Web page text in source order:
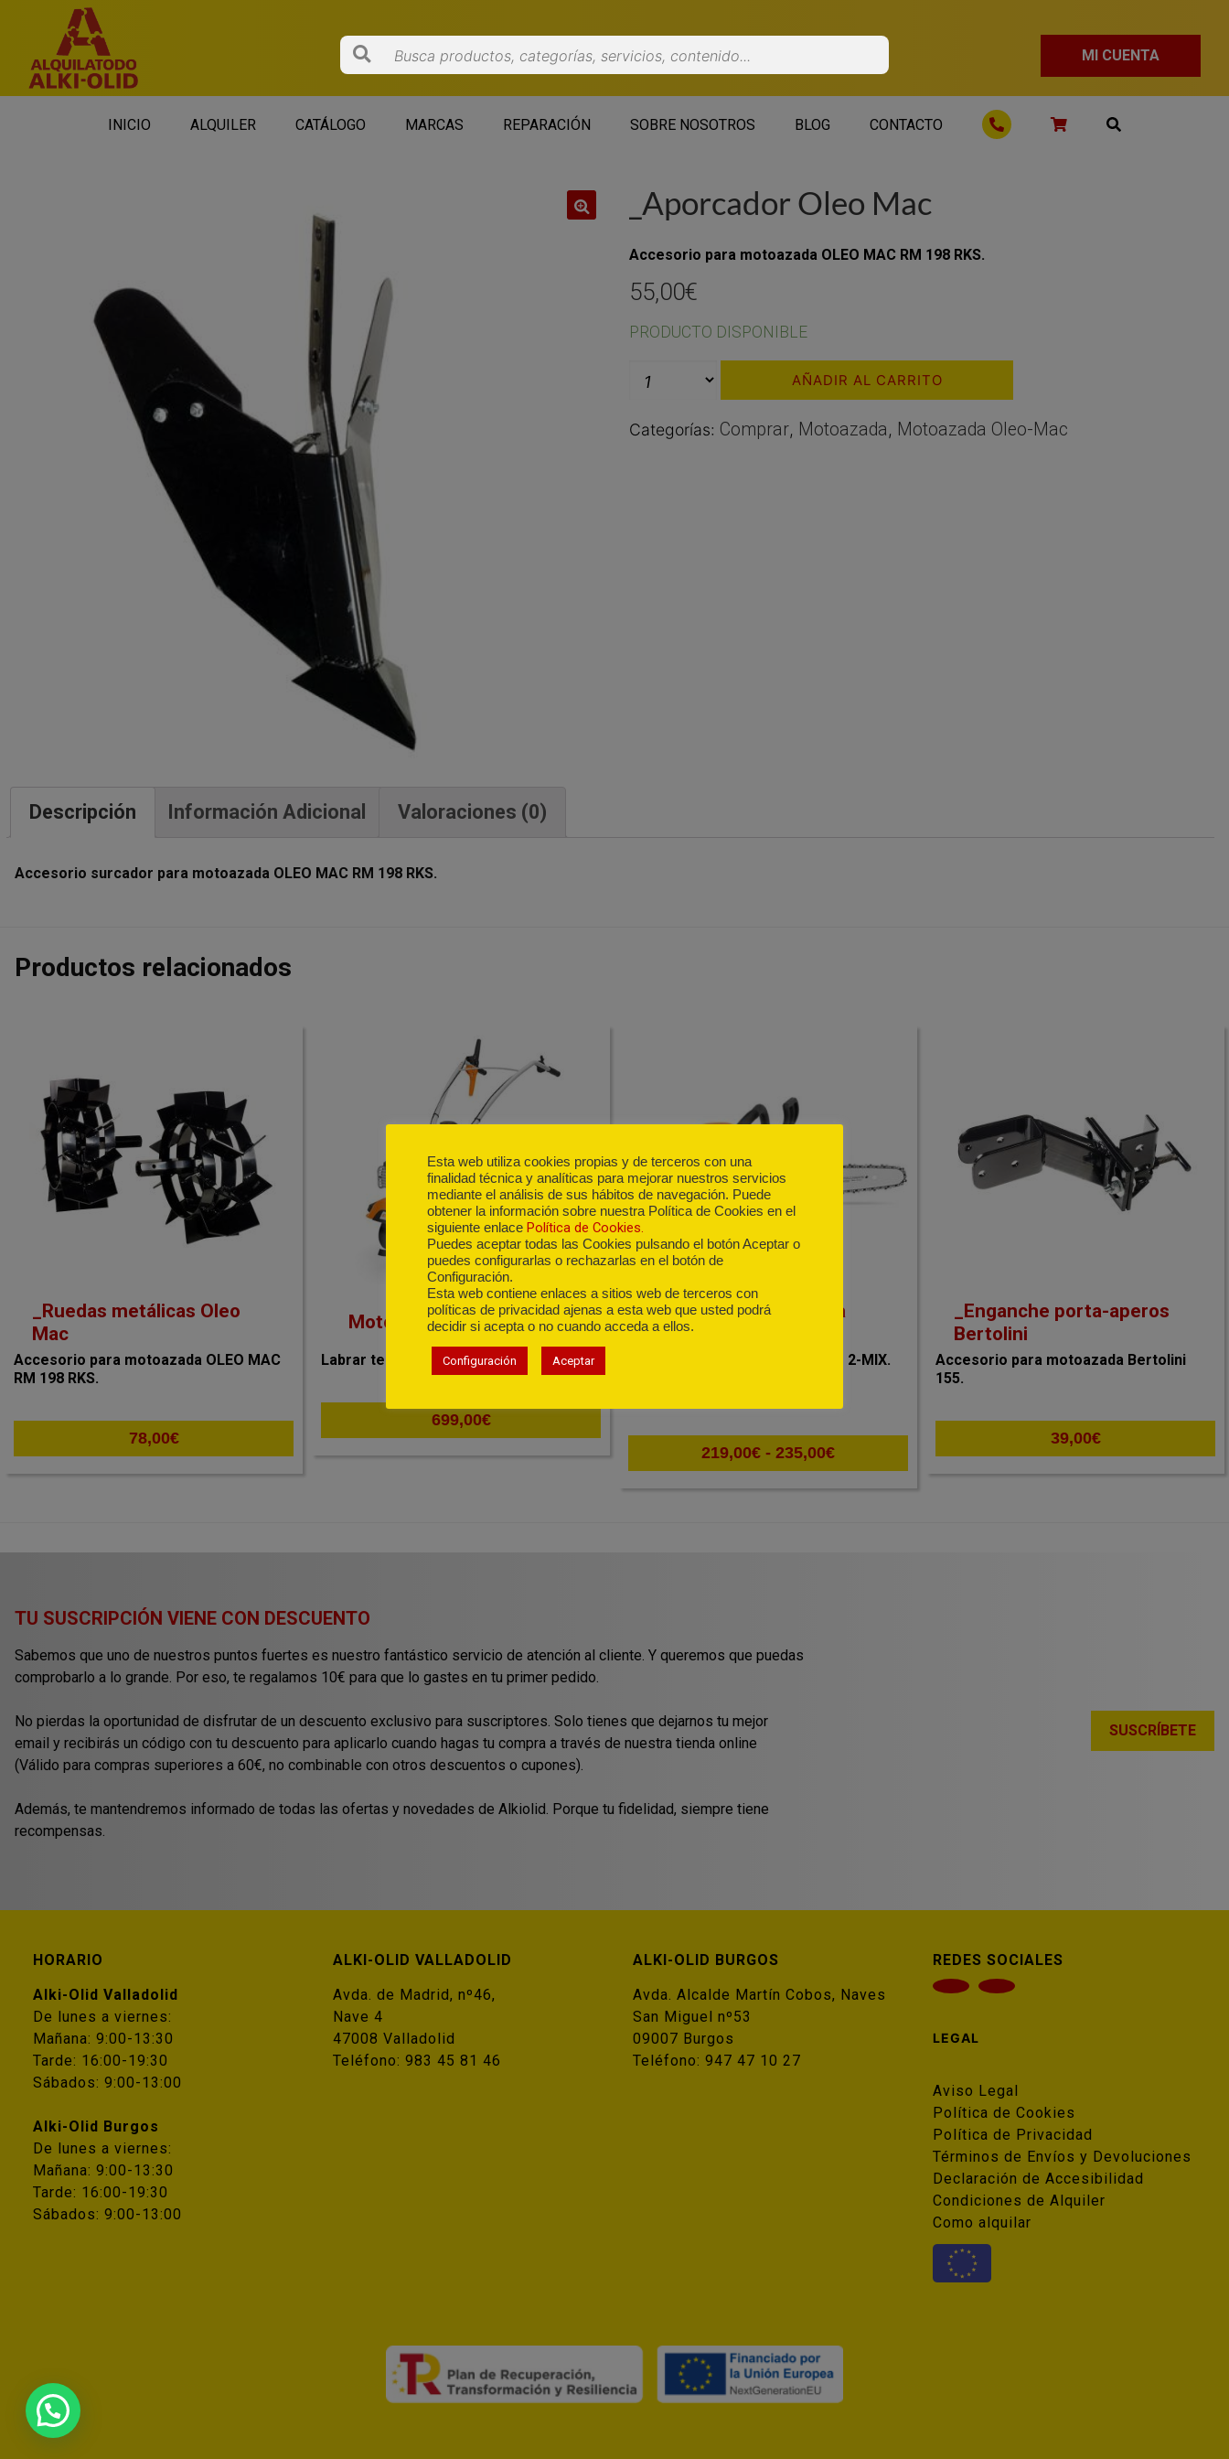
contenido
MI CUENTA
INICIO ALQUILER CATÁLOGO MARCAS REPARACIÓN SOBRE NOSOTROS BLOG CONTACTO
_Aporcador Oleo Mac
Accesorio para motoazada OLEO MAC RM 198 RKS.
55,00€
PRODUCTO DISPONIBLE
AÑADIR AL CARRITO
Categorías: Comprar, Motoazada, Motoazada Oleo-Mac
Descripción Información Adicional Valoraciones (0)
Accesorio surcador para motoazada OLEO MAC RM 198 RKS.
Productos relacionados
_Ruedas metálicas Oleo
Mac
Accesorio para motoazada OLEO MAC
RM 198 RKS.
78,00€
Motoazada STIHL MH 445
Labrar terrenos pequeños y medianos.
699,00€
Motosierra de gasolina
STIHL MS 170
Pequeña y funcional con motor 2-MIX.
219,00€ - 235,00€Rango
de
precios:
_Enganche porta-aperos
Bertolini
Accesorio para motoazada Bertolini
155.
39,00€
TU SUSCRIPCIÓN VIENE CON DESCUENTO
Sabemos que uno de nuestros puntos fuertes es nuestro fantástico servicio de atención al cliente. Y queremos que puedas
comprobarlo a lo grande. Por eso, te regalamos 10€ para que lo gastes en tu primer pedido.
No pierdas la oportunidad de disfrutar de un descuento exclusivo para suscriptores. Solo tienes que dejarnos tu mejor
email y recibirás un código con tu descuento para aplicarlo cuando hagas tu compra a través de nuestra tienda online
(Válido para compras superiores a 60€, no combinable con otros descuentos o cupones).
Además, te mantendremos informado de todas las ofertas y novedades de Alkiolid. Porque tu fidelidad, siempre tiene
recompensas.
SUSCRÍBETE
HORARIO
Alki-Olid Valladolid
De lunes a viernes:
Mañana: 9:00-13:30
Tarde: 16:00-19:30
Sábados: 9:00-13:00
Alki-Olid Burgos
De lunes a viernes:
Mañana: 9:00-13:30
Tarde: 16:00-19:30
Sábados: 9:00-13:00
ALKI-OLID VALLADOLID
Avda. de Madrid, nº46,
Nave 4
47008 Valladolid
Teléfono: 983 45 81 46
ALKI-OLID BURGOS
Avda. Alcalde Martín Cobos, Naves
San Miguel nº53
09007 Burgos
Teléfono: 947 47 10 27
REDES SOCIALES
LEGAL
Aviso Legal
Política de Cookies
Política de Privacidad
Términos de Envíos y Devoluciones
Declaración de Accesibilidad
Condiciones de Alquiler
Como alquilar
Esta web utiliza cookies propias y de terceros con una
finalidad técnica y analíticas para mejorar nuestros servicios
mediante el análisis de sus hábitos de navegación. Puede
obtener la información sobre nuestra Política de Cookies en el
siguiente enlace Política de Cookies.
Puedes aceptar todas las Cookies pulsando el botón Aceptar o
puedes configurarlas o rechazarlas en el botón de
Configuración.
Esta web contiene enlaces a sitios web de terceros con
políticas de privacidad ajenas a esta web que usted podrá
decidir si acepta o no cuando acceda a ellos.
Configuración Aceptar